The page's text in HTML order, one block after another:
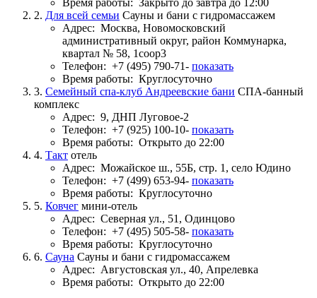
2. Для всей семьи Сауны и бани с гидромассажем
Адрес: Москва, Новомосковский
административный округ, район Коммунарка,
квартал № 58, 1соор3
Телефон: +7 (495) 790-71- показать
Время работы: Круглосуточно
3. Семейный спа-клуб Андреевские бани СПА-банный
комплекс
Адрес: 9, ДНП Луговое-2
Телефон: +7 (925) 100-10- показать
Время работы: Открыто до 22:00
4. Такт отель
Адрес: Можайское ш., 55Б, стр. 1, село Юдино
Телефон: +7 (499) 653-94- показать
Время работы: Круглосуточно
5. Ковчег мини-отель
Адрес: Северная ул., 51, Одинцово
Телефон: +7 (495) 505-58- показать
Время работы: Круглосуточно
6. Сауна Сауны и бани с гидромассажем
Адрес: Августовская ул., 40, Апрелевка
Время работы: Открыто до 22:00